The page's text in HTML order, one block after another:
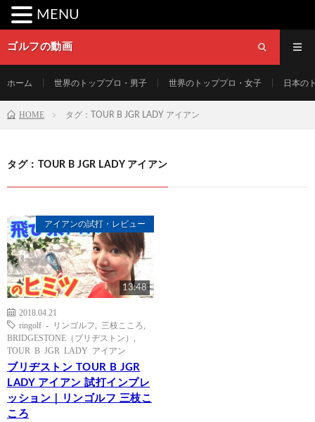
ゴルフの動画
ホーム 世界のトッププロ・男子 世界のトッププロ・女子 日本の
HOME タグ：TOUR B JGR LADY アイアン
タグ：TOUR B JGR LADY アイアン
アイアンの試打・レビュー
13:48
2018.04.21
ringolf - リンゴルフ
三枝こころ
BRIDGESTONE（ブリヂストン）
TOUR B JGR LADY アイアン
ブリヂストン TOUR B JGR
LADY アイアン 試打インプレ
ッション｜リンゴルフ 三枝こ
ころ
MENU